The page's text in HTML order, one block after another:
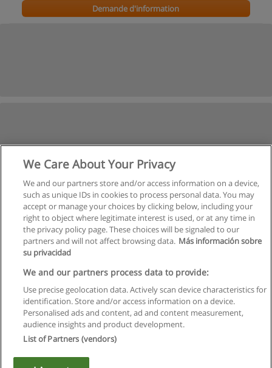
Demande d'information
Règles d'utilisation
Confidentialité des données
We Care About Your Privacy
We and our partners store and/or access information on a device,
such as unique IDs in cookies to process personal data. You may
accept or manage your choices by clicking below, including your
right to object where legitimate interest is used, or at any time in
the privacy policy page. These choices will be signaled to our
partners and will not affect browsing data. Más información sobre
su privacidad
We and our partners process data to provide:
Use precise geolocation data. Actively scan device characteristics for
identification. Store and/or access information on a device.
Personalised ads and content, ad and content measurement,
audience insights and product development.
List of Partners (vendors)